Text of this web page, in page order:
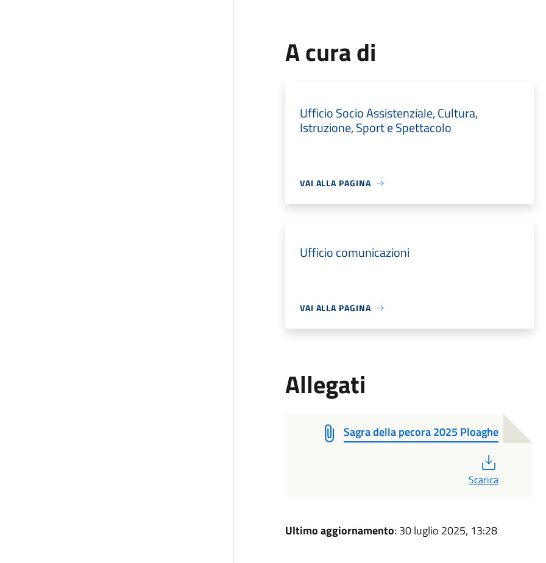
A cura di
Ufficio Socio Assistenziale, Cultura,
Istruzione, Sport e Spettacolo
VAI ALLA PAGINA
Ufficio comunicazioni
VAI ALLA PAGINA
Allegati
Sagra della pecora 2025 Ploaghe
Scarica
Ultimo aggiornamento: 30 luglio 2025, 13:28